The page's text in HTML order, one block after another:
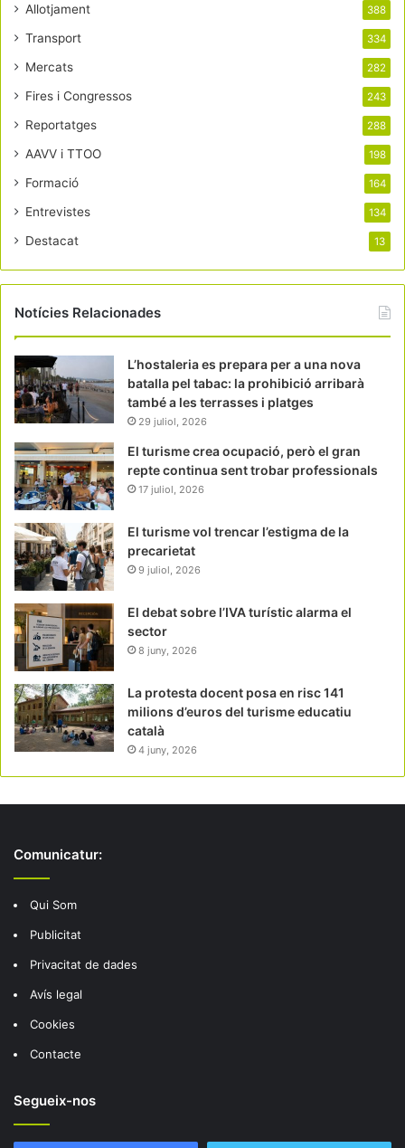
Allotjament 388
Transport 334
Mercats 282
Fires i Congressos 243
Reportatges 288
AAVV i TTOO 198
Formació 164
Entrevistes 134
Destacat 13
Notícies Relacionades
L’hostaleria es prepara per a una nova
batalla pel tabac: la prohibició arribarà
també a les terrasses i platges
29 juliol, 2026
El turisme crea ocupació, però el gran
repte continua sent trobar professionals
17 juliol, 2026
El turisme vol trencar l’estigma de la
precarietat
9 juliol, 2026
El debat sobre l’IVA turístic alarma el
sector
8 juny, 2026
La protesta docent posa en risc 141
milions d’euros del turisme educatiu
català
4 juny, 2026
Comunicatur:
Qui Som
Publicitat
Privacitat de dades
Avís legal
Cookies
Contacte
Segueix-nos